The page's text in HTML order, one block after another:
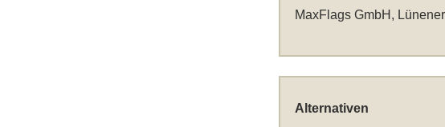
MaxFlags GmbH,
Alternativen